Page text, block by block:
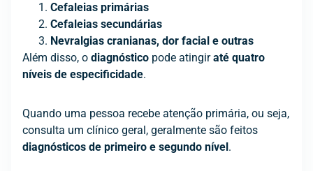
Cefaleias primárias
Cefaleias secundárias
Nevralgias cranianas, dor facial e outras
Além disso, o diagnóstico pode atingiraté quatro
níveis de especificidade.
Quando uma pessoa recebe atenção primária, ou seja,
consulta um clínico geral, geralmente são feitos
diagnósticos de primeiro e segundo nível .